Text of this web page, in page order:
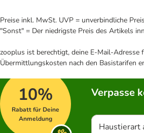
Preise inkl. MwSt. UVP = unverbindliche
"Sonst" = Der niedrigste Preis des Artikels
zooplus ist berechtigt, deine E-Mail-Adresse
Übermittlungskosten nach den Basistarifen
10%
Rabatt für Deine
Anmeldung
Verpasse
Haustierart